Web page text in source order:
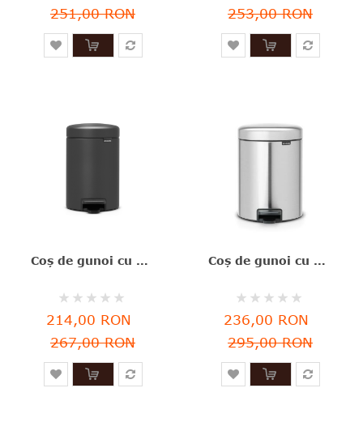
251,00 RON
253,00 RON
Coş de gunoi cu pedală, gri închis, inox, 3 l, NewIcon, Brabantia - 8710755200465
Rating:
0%
214,00 RON
267,00 RON
Coş de gunoi cu pedală, argintiu, inox mat, 5 l, FPP, NewIcon, Brabantia - 8710755112102
Rating:
0%
236,00 RON
295,00 RON